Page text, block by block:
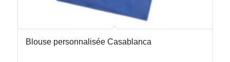
Blouse personnalisée Casablanca